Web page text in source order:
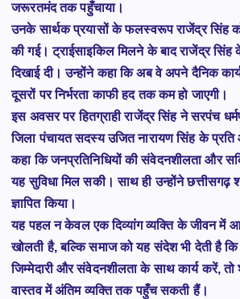
जरूरतमंद तक पहुँचाया।
उनके सार्थक प्रयासों के फलस्वरूप राजेंद्र सिंह
की गई। ट्राईसाइकिल मिलने के बाद राजेंद्र
दिखाई दी। उन्होंने कहा कि अब वे अपने दैनिक
दूसरों पर निर्भरता काफी हद तक कम हो जाएगी।
इस अवसर पर हितग्राही राजेंद्र सिंह ने सरपंच
जिला पंचायत सदस्य उजित नारायण सिंह के
कहा कि जनप्रतिनिधियों की संवेदनशीलता और
यह सुविधा मिल सकी। साथ ही उन्होंने छत्तीसगढ़
ज्ञापित किया।
यह पहल न केवल एक दिव्यांग व्यक्ति के जीवन में
खोलती है, बल्कि समाज को यह संदेश भी देती है कि
जिम्मेदारी और संवेदनशीलता के साथ कार्य करें, तो
वास्तव में अंतिम व्यक्ति तक पहुँच सकती हैं।